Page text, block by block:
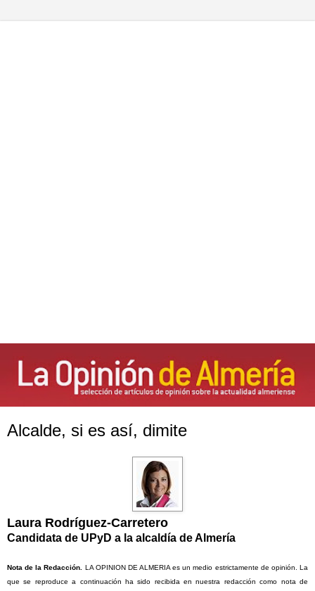
Alcalde, si es así, dimite
Laura Rodríguez-Carretero
Candidata de UPyD a la alcaldía de Almería
Nota de la Redacción. LA OPINION DE ALMERIA es un medio estrictamente de opinión. La
que se reproduce a continuación ha sido recibida en nuestra redacción como nota de